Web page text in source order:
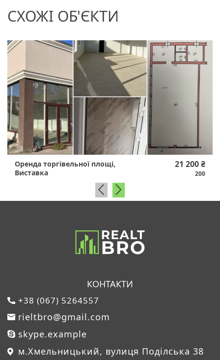
СХОЖІ ОБ'ЄКТИ
Оренда торгівельної площі,
Виставка
21 200 ₴
200
КОНТАКТИ
+38 (067) 5264557
rieltbro@gmail.com
skype.example
м.Хмельницький, вулиця Поділська 38